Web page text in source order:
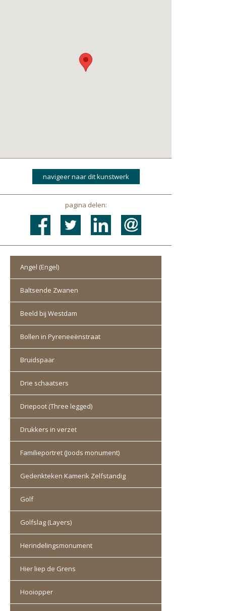
pagina delen:
Angel (Engel)
Baltsende Zwanen
Beeld bij Westdam
Bollen in Pyreneeënstraat
Bruidspaar
Drie schaatsers
Driepoot (Three legged)
Drukkers in verzet
Familieportret (Joods monument)
Gedenkteken Kamerik Zelfstandig
Golf
Golfslag (Layers)
Herindelingsmonument
Hier liep de Grens
Hooiopper